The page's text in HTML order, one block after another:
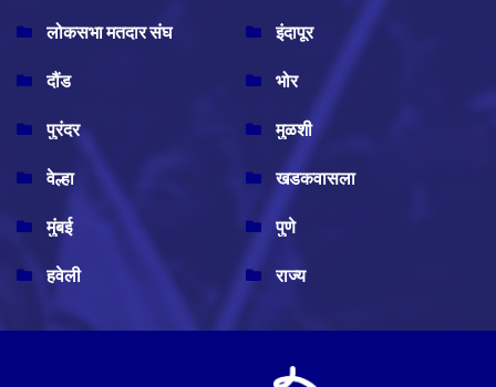
लोकसभा मतदार संघ
इंदापूर
दौंड
भोर
पुरंदर
मुळशी
वेल्हा
खडकवासला
मुंबई
पुणे
हवेली
राज्य